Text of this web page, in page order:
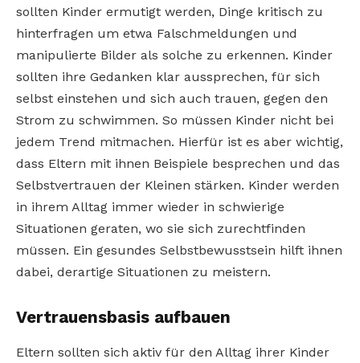
sollten Kinder ermutigt werden, Dinge kritisch zu
hinterfragen um etwa Falschmeldungen und
manipulierte Bilder als solche zu erkennen. Kinder
sollten ihre Gedanken klar aussprechen, für sich
selbst einstehen und sich auch trauen, gegen den
Strom zu schwimmen. So müssen Kinder nicht bei
jedem Trend mitmachen. Hierfür ist es aber wichtig,
dass Eltern mit ihnen Beispiele besprechen und das
Selbstvertrauen der Kleinen stärken. Kinder werden
in ihrem Alltag immer wieder in schwierige
Situationen geraten, wo sie sich zurechtfinden
müssen. Ein gesundes Selbstbewusstsein hilft ihnen
dabei, derartige Situationen zu meistern.
Vertrauensbasis aufbauen
Eltern sollten sich aktiv für den Alltag ihrer Kinder